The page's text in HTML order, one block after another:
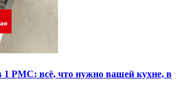
1 РМС: всё, что нужно вашей кухне, в